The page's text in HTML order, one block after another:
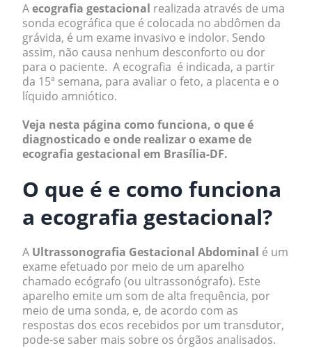
Aecografia gestacional realizada através de uma
sonda ecográfica que é colocada no abdômen da
grávida, é um exame invasivo e indolor. Sendo
assim, não causa nenhum desconforto ou dor
para o paciente. A ecografia é indicada, a partir
da 15ª semana, para avaliar o feto, a placenta e o
líquido amniótico.
Veja nesta página como funciona, o que é
diagnosticado e onde realizar o exame de
ecografia gestacional em Brasília-DF.
O que é e como funciona
a ecografia gestacional?
A Ultrassonografia Gestacional Abdominal é um
exame efetuado por meio de um aparelho
chamado ecógrafo (ou ultrassonógrafo). Este
aparelho emite um som de alta frequência, por
meio de uma sonda, e, de acordo com as
respostas dos ecos recebidos por um transdutor,
pode-se saber mais sobre os órgãos analisados.